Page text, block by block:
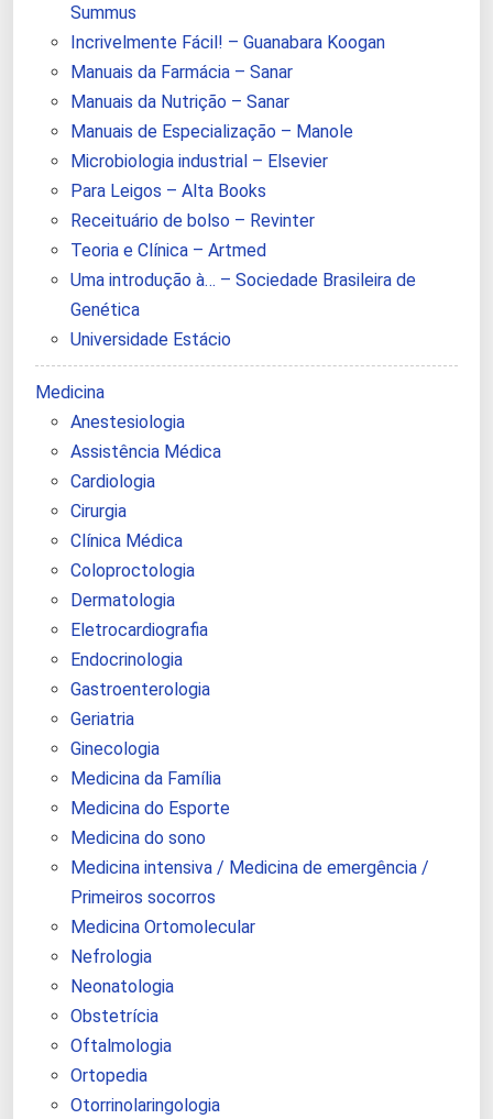
Summus
Incrivelmente Fácil! – Guanabara Koogan
Manuais da Farmácia – Sanar
Manuais da Nutrição – Sanar
Manuais de Especialização – Manole
Microbiologia industrial – Elsevier
Para Leigos – Alta Books
Receituário de bolso – Revinter
Teoria e Clínica – Artmed
Uma introdução à… – Sociedade Brasileira de
Genética
Universidade Estácio
Medicina
Anestesiologia
Assistência Médica
Cardiologia
Cirurgia
Clínica Médica
Coloproctologia
Dermatologia
Eletrocardiografia
Endocrinologia
Gastroenterologia
Geriatria
Ginecologia
Medicina da Família
Medicina do Esporte
Medicina do sono
Medicina intensiva / Medicina de emergência /
Primeiros socorros
Medicina Ortomolecular
Nefrologia
Neonatologia
Obstetrícia
Oftalmologia
Ortopedia
Otorrinolaringologia